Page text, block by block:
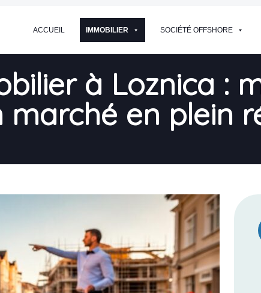
ACCUEIL IMMOBILIER SOCIÉTÉ OFFSHORE
à Loznica :
marché en plein